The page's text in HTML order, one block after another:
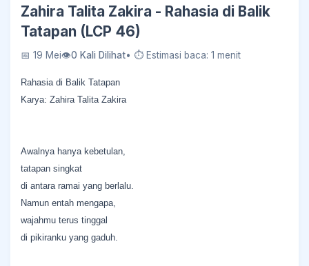
Zahira Talita Zakira - Rahasia di Balik
Tatapan (LCP 46)
📅 19 Mei👁0 Kali Dilihat• ⏱ Estimasi baca: 1 menit
Rahasia di Balik Tatapan
Karya: Zahira Talita Zakira
Awalnya hanya kebetulan,
tatapan singkat
di antara ramai yang berlalu.
Namun entah mengapa,
wajahmu terus tinggal
di pikiranku yang gaduh.